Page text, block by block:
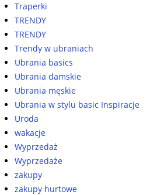
Traperki
TRENDY
TRENDY
Trendy w ubraniach
Ubrania basics
Ubrania damskie
Ubrania męskie
Ubrania w stylu basic Inspiracje
Uroda
wakacje
Wyprzedaż
Wyprzedaże
zakupy
zakupy hurtowe